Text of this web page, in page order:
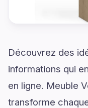
Découvrez des
informations qui
en ligne. Meuble
transforme